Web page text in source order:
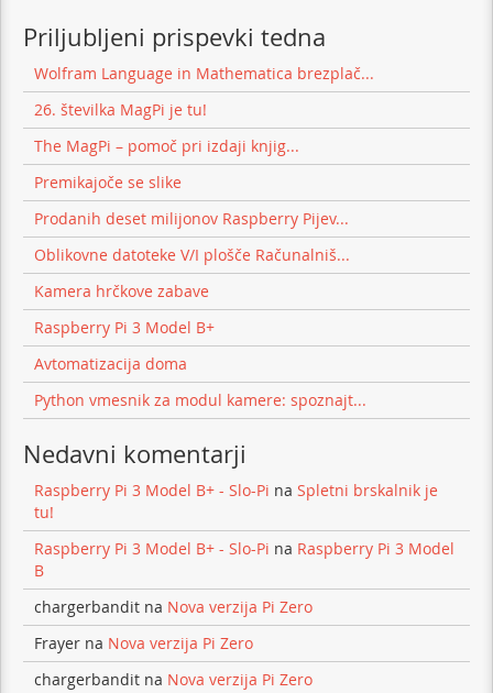
Priljubljeni prispevki tedna
Wolfram Language in Mathematica brezplač...
26. številka MagPi je tu!
The MagPi – pomoč pri izdaji knjig...
Premikajoče se slike
Prodanih deset milijonov Raspberry Pijev...
Oblikovne datoteke V/I plošče Računalniš...
Kamera hrčkove zabave
Raspberry Pi 3 Model B+
Avtomatizacija doma
Python vmesnik za modul kamere: spoznajt...
Nedavni komentarji
Raspberry Pi 3 Model B+ - Slo-Pi na Spletni brskalnik je
tu!
Raspberry Pi 3 Model B+ - Slo-Pi na Raspberry Pi 3 Model
B
chargerbandit na Nova verzija Pi Zero
Frayer na Nova verzija Pi Zero
chargerbandit na Nova verzija Pi Zero